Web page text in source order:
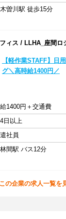
曽川駅 徒歩15分
ィス / LLHA_座間ロ
【軽作業STAFF】日
グ＼高時給1400円／
1400円＋交通費
日以上
社員
間駅 バス12分
この企業の求人一覧を